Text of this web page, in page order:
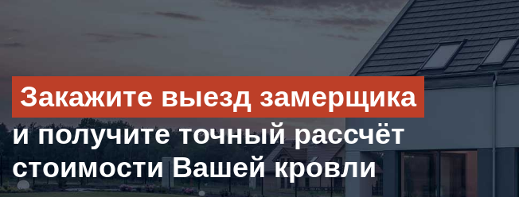
Закажите выезд замерщика
и получите точный рассчёт
стоимости Вашей кровли